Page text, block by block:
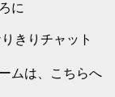
に
きりチャット
ムは、こちらへ